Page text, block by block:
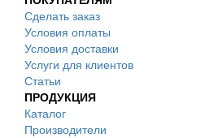
Сделать заказ
Условия оплаты
Условия доставки
Услуги для клиентов
Статьи
ПРОДУКЦИЯ
Каталог
Производители